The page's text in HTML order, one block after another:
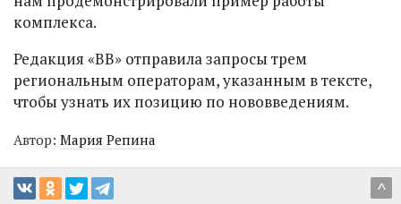
комплекса.
Редакция «ВВ» отправила запросы трем
региональным операторам, указанным в тексте,
чтобы узнать их позицию по нововведениям.
Автор: Мария Репина
^